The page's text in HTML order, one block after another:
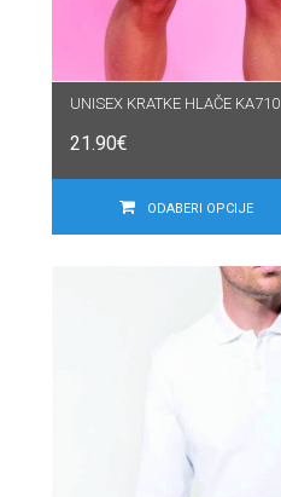
UNISEX KRATKE HLAČE KA710
21.90€
ODABERI OPCIJE